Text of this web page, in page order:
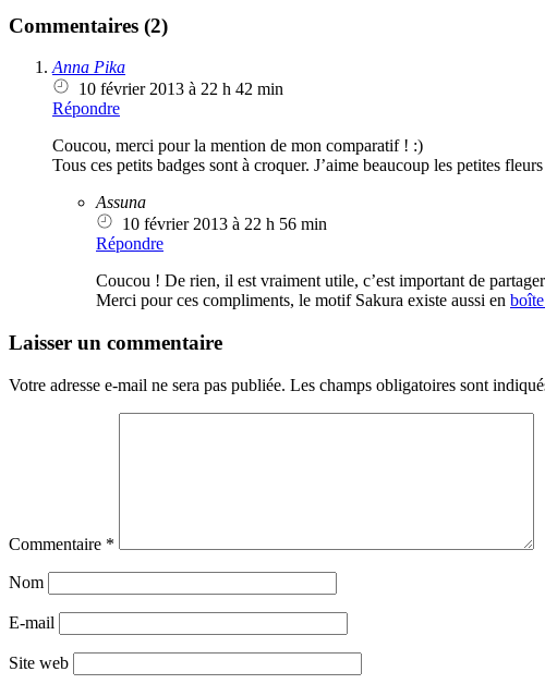
Commentaires (2)
Anna Pika
10 février 2013 à 22 h 42 min
Répondre
Coucou, merci pour la mention de mon comparatif ! :)
Tous ces petits badges sont à croquer. J’aime beaucoup les petites
Assuna
10 février 2013 à 22 h 56 min
Répondre
Coucou ! De rien, il est vraiment utile, c’est important de
Merci pour ces compliments, le motif Sakura existe aussi en
Laisser un commentaire
Votre adresse e-mail ne sera pas publiée. Les champs obligatoires sont
Commentaire *
Nom
E-mail
Site web